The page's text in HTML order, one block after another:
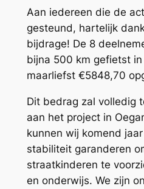
Aan iedereen die de
gesteund, hartelijk
bijdrage! De 8
bijna 500 km gefietst
maarliefst €5848,70
Dit bedrag zal volledig
aan het project in
kunnen wij komend
stabiliteit garanderen
straatkinderen te
en onderwijs. We zijn